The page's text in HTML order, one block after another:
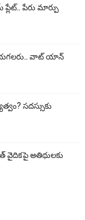
పేరు మార్పు
వాట్ యాన్
సదస్సుకు
వైదికపై అతిథులకు